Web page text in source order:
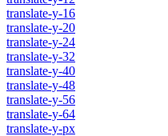
translate-y-16
translate-y-20
translate-y-24
translate-y-32
translate-y-40
translate-y-48
translate-y-56
translate-y-64
translate-y-px